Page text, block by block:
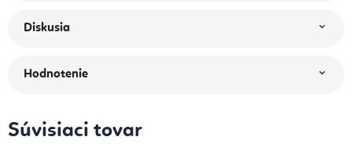
Diskusia
Hodnotenie
Súvisiaci tovar